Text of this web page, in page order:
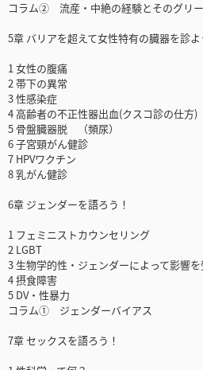
コラム② 流産・中絶の経験とそのグリ
5章 バリアを超えて女性特有の臓器を診よ
1 女性の腹痛
2 帯下の異常
3 性感染症
4 高齢者の不正性器出血(クスコ診の仕方)
5 骨盤臓器脱 （頻尿）
6 子宮頸がん健診
7 HPVワクチン
8 乳がん健診
6章 ジェンダーを語ろう！
1 フェミニストカウンセリング
2 LGBT
3 生物学的性・ジェンダーによって影響
4 摂食障害
5 DV・性暴力
コラム① ジェンダーバイアス
7章 セックスを語ろう！